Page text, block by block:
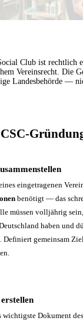
Club ist rechtlich
Vereinsrecht. Die
Landesbehörde —
eingetragenen
benötigt — das
müssen volljährig
haben und
gemeinsam
wichtigste Dokument